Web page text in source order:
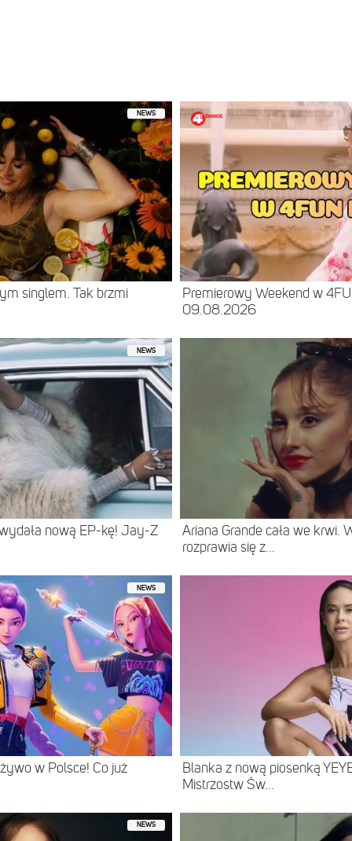
NEWS
singlem. Tak brzmi
Premierowy Weekend w
09.08.2026
NEWS
nową EP-kę! Jay-Z
Ariana Grande cała we krwi.
rozprawia się z...
NEWS
w Polsce! Co już
Blanka z nową piosenką
Mistrzostw Św...
NEWS